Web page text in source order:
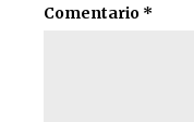
Comentario *